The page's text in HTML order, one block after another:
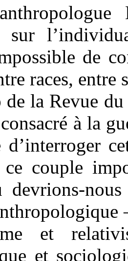
sur
de
races, entre
de la Revue
à la
d’interroger
couple
devrions-
et
et